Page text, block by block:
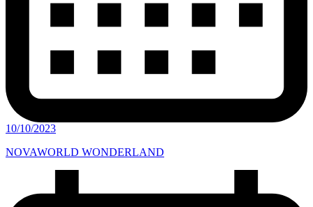
10/10/2023
NOVAWORLD WONDERLAND